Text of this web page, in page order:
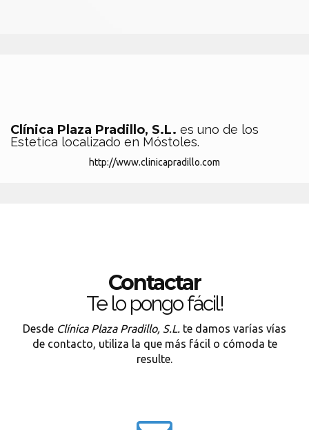
Clínica Plaza Pradillo, S.L. es uno de los
Estetica localizado en Móstoles.
http://www.clinicapradillo.com
Contactar
Te lo pongo fácil!
Desde Clínica Plaza Pradillo, S.L. te damos varías vías
de contacto, utiliza la que más fácil o cómoda te
resulte.